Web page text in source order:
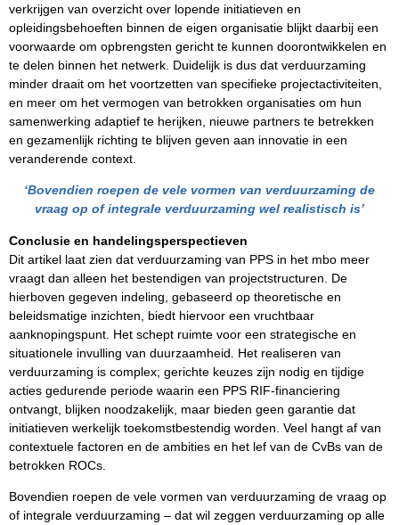
verkrijgen van overzicht over lopende initiatieven en
opleidingsbehoeften binnen de eigen organisatie blijkt daarbij een
voorwaarde om opbrengsten gericht te kunnen doorontwikkelen en
te delen binnen het netwerk. Duidelijk is dus dat verduurzaming
minder draait om het voortzetten van specifieke projectactiviteiten,
en meer om het vermogen van betrokken organisaties om hun
samenwerking adaptief te herijken, nieuwe partners te betrekken
en gezamenlijk richting te blijven geven aan innovatie in een
veranderende context.
‘Bovendien roepen de vele vormen van verduurzaming de
vraag op of integrale verduurzaming wel realistisch is’
Conclusie en handelingsperspectieven
Dit artikel laat zien dat verduurzaming van PPS in het mbo meer
vraagt dan alleen het bestendigen van projectstructuren. De
hierboven gegeven indeling, gebaseerd op theoretische en
beleidsmatige inzichten, biedt hiervoor een vruchtbaar
aanknopingspunt. Het schept ruimte voor een strategische en
situationele invulling van duurzaamheid. Het realiseren van
verduurzaming is complex; gerichte keuzes zijn nodig en tijdige
acties gedurende periode waarin een PPS RIF-financiering
ontvangt, blijken noodzakelijk, maar bieden geen garantie dat
initiatieven werkelijk toekomstbestendig worden. Veel hangt af van
contextuele factoren en de ambities en het lef van de CvBs van de
betrokken ROCs.
Bovendien roepen de vele vormen van verduurzaming de vraag op
of integrale verduurzaming – dat wil zeggen verduurzaming op alle